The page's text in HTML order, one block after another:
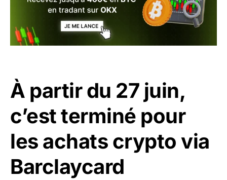
À partir du 27 juin,
c’est terminé pour
les achats crypto via
Barclaycard